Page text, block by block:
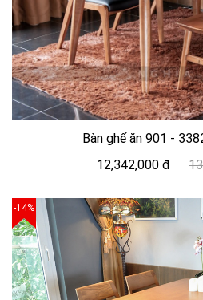
Bàn ghế ăn 901 -
12,342,000 đ
-14%